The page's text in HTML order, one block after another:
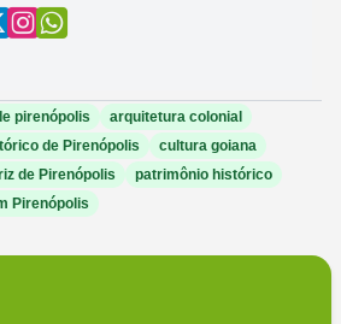
pirenópolis
arquitetura colonial
de Pirenópolis
cultura goiana
de Pirenópolis
patrimônio histórico
Pirenópolis